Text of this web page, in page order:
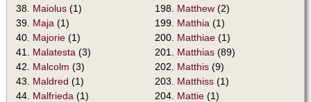
38. Maiolus (1)
39. Maja (1)
40. Majorie (1)
41. Malatesta (3)
42. Malcolm (3)
43. Maldred (1)
44. Malfrieda (1)
198. Matthew (2)
199. Matthia (1)
200. Matthiae (1)
201. Matthias (89)
202. Matthis (9)
203. Matthiss (1)
204. Mattie (1)